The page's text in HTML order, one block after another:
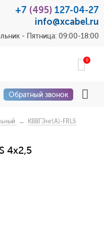
+7 (495) 127-04-27
info@xcabel.ru
- Пятница: 09:00-18:00
0
Обратный звонок
→ КВВГЭнг(A)-FRLS
4x2,5